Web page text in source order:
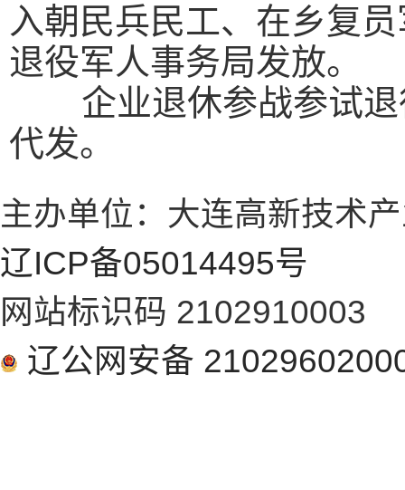
入朝民兵民工、在乡复
退役军人事务局发放。
企业退休参战参试退
代发。
主办单位：大连高新技术
辽ICP备05014495号
网站标识码 2102910003
辽公网安备